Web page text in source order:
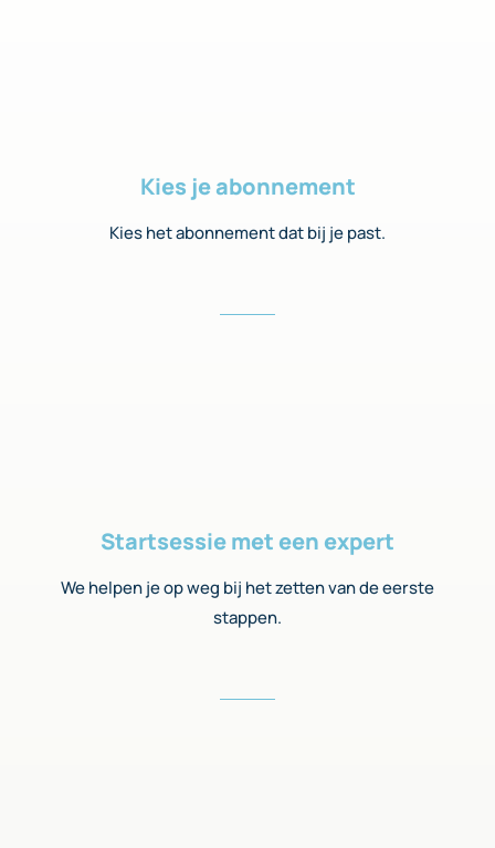
Kies je abonnement
Kies het abonnement dat bij je past.
Startsessie met een expert
We helpen je op weg bij het zetten van de eerste
stappen.